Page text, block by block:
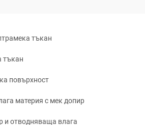
тъкан
тъкан
повърхност
материя с мек допир
и отводняваща влага